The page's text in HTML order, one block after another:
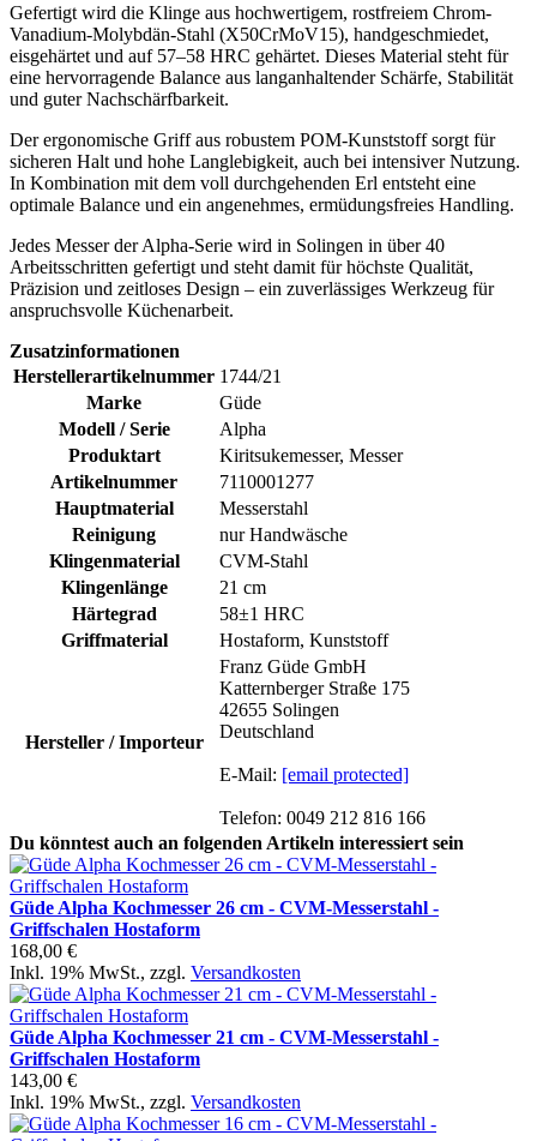
Gefertigt wird die Klinge aus hochwertigem, rostfreiem Chrom-
Vanadium-Molybdän-Stahl (X50CrMoV15), handgeschmiedet,
eisgehärtet und auf 57–58 HRC gehärtet. Dieses Material steht für
eine hervorragende Balance aus langanhaltender Schärfe, Stabilität
und guter Nachschärfbarkeit.
Der ergonomische Griff aus robustem POM-Kunststoff sorgt für
sicheren Halt und hohe Langlebigkeit, auch bei intensiver Nutzung.
In Kombination mit dem voll durchgehenden Erl entsteht eine
optimale Balance und ein angenehmes, ermüdungsfreies Handling.
Jedes Messer der Alpha-Serie wird in Solingen in über 40
Arbeitsschritten gefertigt und steht damit für höchste Qualität,
Präzision und zeitloses Design – ein zuverlässiges Werkzeug für
anspruchsvolle Küchenarbeit.
Zusatzinformationen
Herstellerartikelnummer 1744/21
Marke
Güde
Modell / Serie
Alpha
Produktart
Kiritsukemesser, Messer
Artikelnummer
7110001277
Hauptmaterial
Messerstahl
Reinigung
nur Handwäsche
Klingenmaterial
CVM-Stahl
Klingenlänge
21 cm
Härtegrad
58±1 HRC
Griffmaterial
Hostaform, Kunststoff
Hersteller / Importeur
Franz Güde GmbH
Katternberger Straße 175
42655 Solingen
Deutschland
E-Mail: [email protected]
Telefon: 0049 212 816 166
Du könntest auch an folgenden Artikeln interessiert sein
Güde Alpha Kochmesser 26 cm - CVM-Messerstahl -
Griffschalen Hostaform
168,00 €
Inkl. 19% MwSt., zzgl. Versandkosten
Güde Alpha Kochmesser 21 cm - CVM-Messerstahl -
Griffschalen Hostaform
143,00 €
Inkl. 19% MwSt., zzgl. Versandkosten